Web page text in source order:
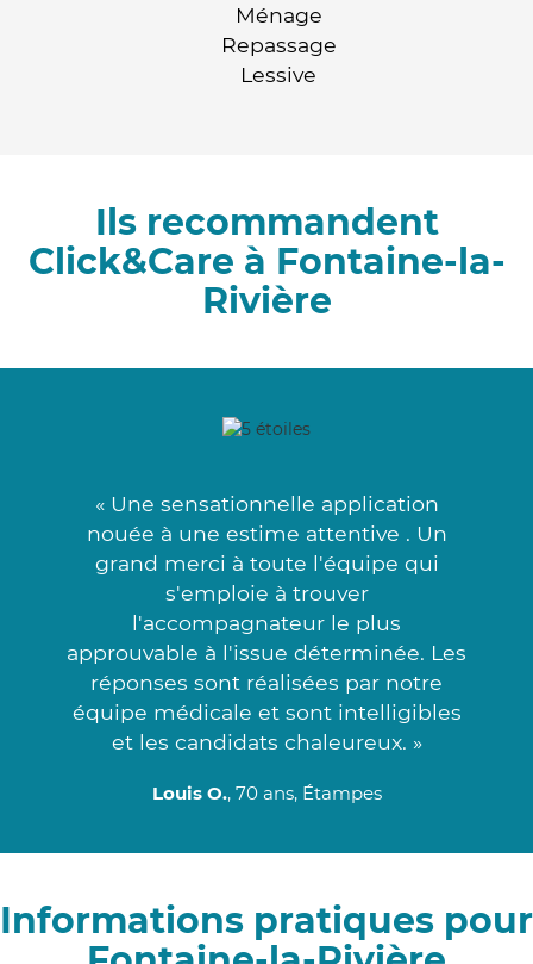
Ménage
Repassage
Lessive
Ils recommandent
Click&Care à Fontaine-la-
Rivière
« Une sensationnelle application
nouée à une estime attentive . Un
grand merci à toute l'équipe qui
s'emploie à trouver
l'accompagnateur le plus
approuvable à l'issue déterminée. Les
réponses sont réalisées par notre
équipe médicale et sont intelligibles
et les candidats chaleureux. »
Louis O., 70 ans, Étampes
Informations pratiques pour